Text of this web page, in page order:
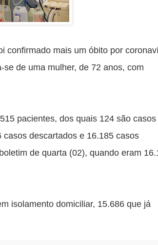
confirmado mais um óbito por
de uma mulher, de 72 anos, com
pacientes, dos quais 124 são casos
descartados e 16.185 casos
de quarta (02), quando eram
isolamento domiciliar, 15.686 que já